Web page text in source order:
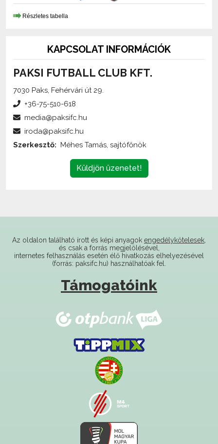
PAKSI FUTBALL CLUB KFT.
7030 Paks, Fehérvári út 29.
Küldjön üzenetet!
internetes felhasználás esetén élő hivatkozás elhelyezésével
(forrás: paksifc.hu) használhatóak fel.
Támogatóink